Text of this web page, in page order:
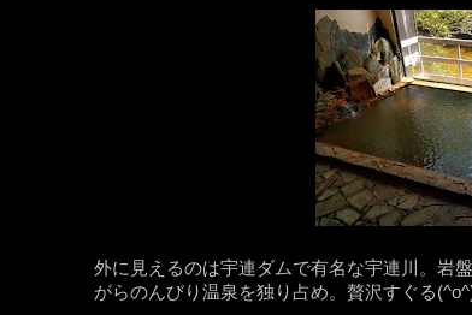
外に見えるのは宇連ダムで有名な宇連川。岩
がらのんびり温泉を独り占め。贅沢すぐる